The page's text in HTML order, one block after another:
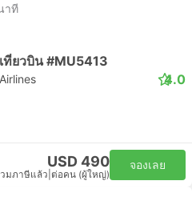
าที
ที่ยวบิน #MU5413
4.0
USD 490
มภาษีแล้ว ต่อคน (ผู้ใหญ่)
จองเลย